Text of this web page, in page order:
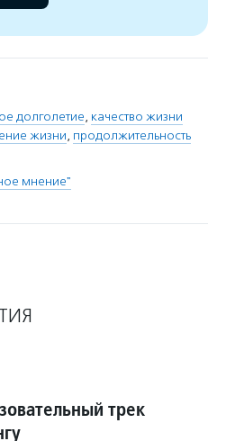
долголетие, качество жизни
жизни, продолжительность
мнение"
трек